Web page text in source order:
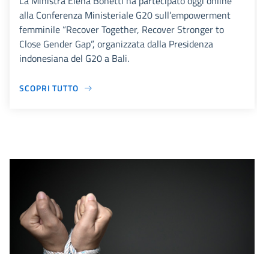
alla Conferenza Ministeriale G20 sull’empowerment
femminile “Recover Together, Recover Stronger to
Close Gender Gap”, organizzata dalla Presidenza
indonesiana del G20 a Bali.
SCOPRI TUTTO